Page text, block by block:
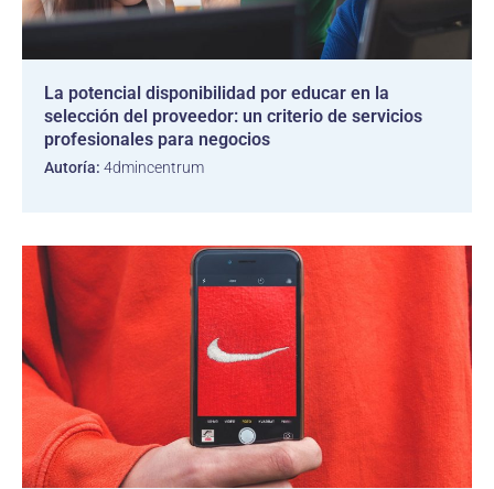
La potencial disponibilidad por educar en la
selección del proveedor: un criterio de servicios
profesionales para negocios
Autoría: 4dmincentrum